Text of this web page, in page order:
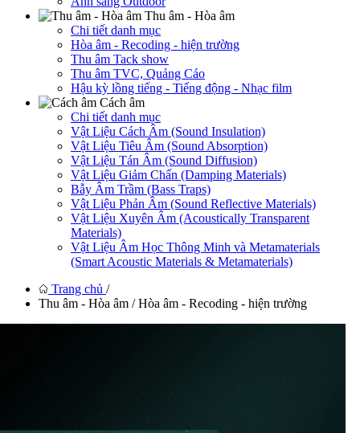
Thu âm - Hòa âm
Chi tiết danh mục
Hòa âm - Recoding - hiện trường
Thu âm Tack show
Thu âm TVC, Quảng Cáo
Hậu kỳ lồng tiếng - Tiếng động - Nhạc film
Cách âm
Chi tiết danh mục
Vật Liệu Cách Âm (Sound Insulation)
Vật Liệu Tiêu Âm (Sound Absorption)
Vật Liệu Tán Âm (Sound Diffusion)
Vật Liệu Giảm Chấn (Damping Materials)
Bẫy Âm Trầm (Bass Traps)
Vật Liệu Phản Âm (Sound Reflective Materials)
Vật Liệu Xuyên Âm (Acoustically Transparent
Materials)
Vật Liệu Âm Học Thông Minh và Metamaterials
(Smart Acoustic Materials & Metamaterials)
Trang chủ /
Thu âm - Hòa âm / Hòa âm - Recoding - hiện trường